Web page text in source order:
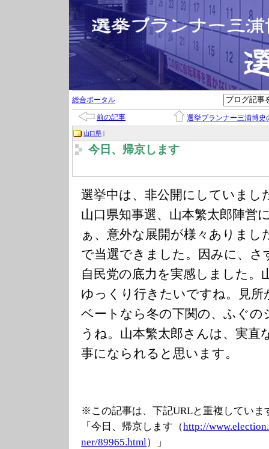
総合ポータル
前の記事 選挙プランナー三浦博史
山口県 |
今日、帰京します
選挙中は、非公開にしていまし
山口県知事選、山本繁太郎陣営
ぁ、意外な展開が様々ありま
で当選できました。因みに、さ
自民党の底力を実感しました。
ゆっくり行きたいですね。見
ベートなら冬の下関の、ふぐの
うね。山本繁太郎さんは、実直
事になられると思います。
※この記事は、下記URLと重複していま
「今日、帰京します（http://www.elec
ner/89965.html ）」